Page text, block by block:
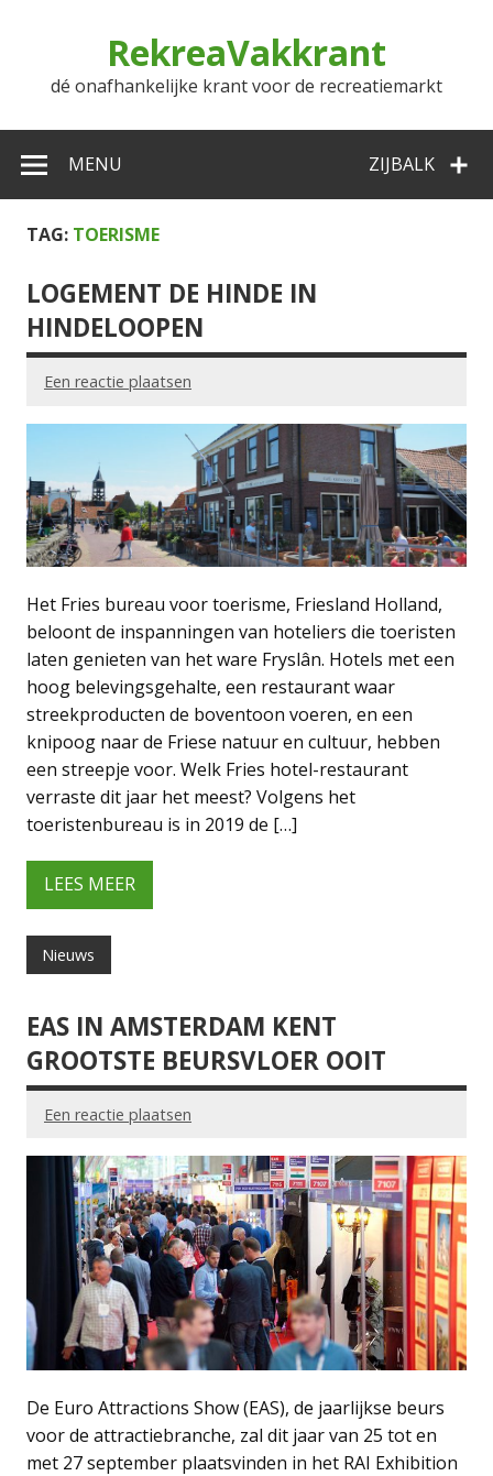
RekreaVakkrant
dé onafhankelijke krant voor de recreatiemarkt
ZIJBALK
MENU
TAG: TOERISME
LOGEMENT DE HINDE IN
HINDELOOPEN
Een reactie plaatsen
Het Fries bureau voor toerisme, Friesland Holland,
beloont de inspanningen van hoteliers die toeristen
laten genieten van het ware Fryslân. Hotels met een
hoog belevingsgehalte, een restaurant waar
streekproducten de boventoon voeren, en een
knipoog naar de Friese natuur en cultuur, hebben
een streepje voor. Welk Fries hotel-restaurant
verraste dit jaar het meest? Volgens het
toeristenbureau is in 2019 de […]
LEES MEER
Nieuws
EAS IN AMSTERDAM KENT
GROOTSTE BEURSVLOER OOIT
Een reactie plaatsen
De Euro Attractions Show (EAS), de jaarlijkse beurs
voor de attractiebranche, zal dit jaar van 25 tot en
met 27 september plaatsvinden in het RAI Exhibition